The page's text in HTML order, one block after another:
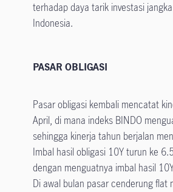
terhadap daya tarik investasi
Indonesia.
​PASAR OBLIGASI​
Pasar obligasi kembali mencatat
April, di mana indeks BINDO
sehingga kinerja tahun berjalan
Imbal hasil obligasi 10Y turun ke
dengan menguatnya imbal hasil
Di awal bulan pasar cenderung flat